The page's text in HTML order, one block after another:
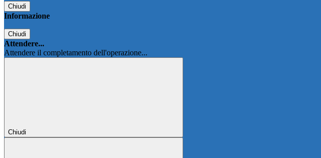
Chiudi
Informazione
Chiudi
Attendere...
Attendere il completamento dell'operazione...
Chiudi